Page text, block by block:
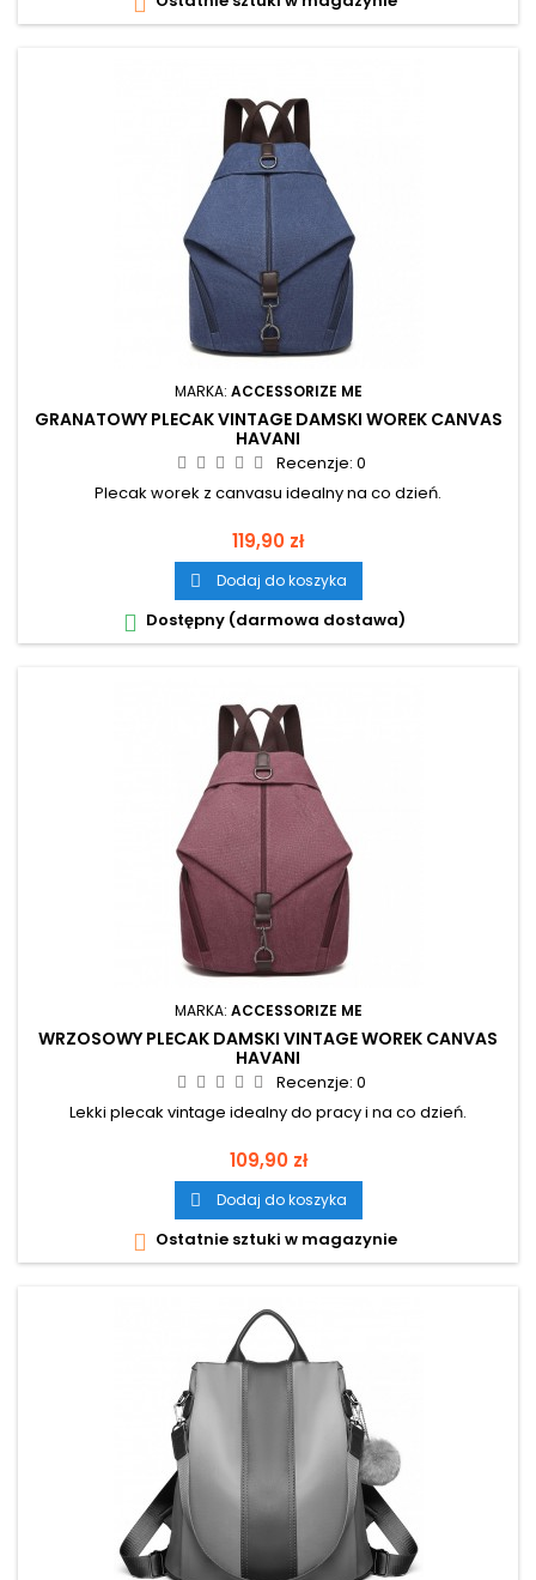
MARKA: ACCESSORIZE ME
GRANATOWY PLECAK VINTAGE DAMSKI WOREK CANVAS
HAVANI
Recenzje: 0
Plecak worek z canvasu idealny na co dzień.
Cena
119,90 zł
 Dodaj do koszyka
 Dostępny (darmowa dostawa)
MARKA: ACCESSORIZE ME
WRZOSOWY PLECAK DAMSKI VINTAGE WOREK CANVAS
HAVANI
Recenzje: 0
Lekki plecak vintage idealny do pracy i na co dzień.
Cena
109,90 zł
 Dodaj do koszyka
 Ostatnie sztuki w magazynie